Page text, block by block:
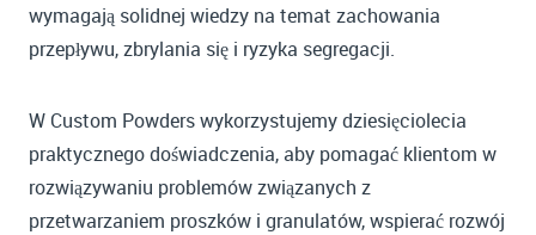
wymagają solidnej wiedzy na temat zachowania
przepływu, zbrylania się i ryzyka segregacji.
W Custom Powders wykorzystujemy dziesięciolecia
praktycznego doświadczenia, aby pomagać klientom w
rozwiązywaniu problemów związanych z
przetwarzaniem proszków i granulatów, wspierać rozwój